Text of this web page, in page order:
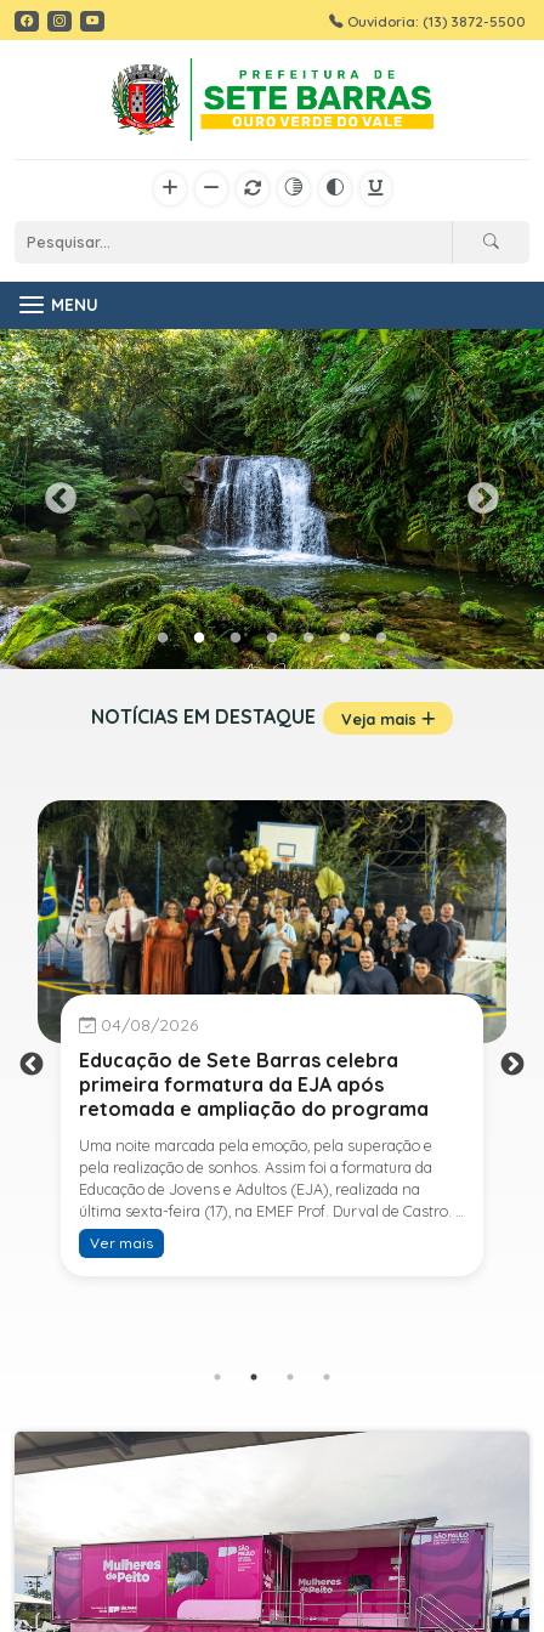
Ouvidoria: (13) 3872-5500
MENU
NOTÍCIAS EM DESTAQUE Veja mais
04/08/2026
Educação de Sete Barras celebra
primeira formatura da EJA após
retomada e ampliação do programa
Uma noite marcada pela emoção, pela superação e
pela realização de sonhos. Assim foi a formatura da
Educação de Jovens e Adultos (EJA), realizada na
última sexta-feira (17), na EMEF Prof. Durval de Castro. A
cerimônia celebrou a conclusão dos estudos de 53
alunos e entrou para a história ao marcar a primeira
SESI, ampliando o acesso à educação e oferecendo uma
retomar os estudos.A última turma da Educação de
Jovens e Adultos formada pelo município foi em 2016,
oferecida em Sete Barras e, a partir de agosto de 2025,
passou por uma importante ampliação. Em parceria
com o SESI, a Prefeitura passou a disponibilizar também
o Ensino Fundamental II (6º ao 9º ano) e o Ensino
Médio, ampliando significativamente as oportunidades
para que jovens e adultos concluam sua formação.A
Ver mais